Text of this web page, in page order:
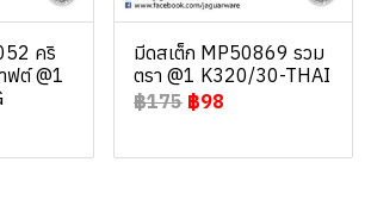
คริ
ฟต์ @1
มีดสเต็ก MP50869 รวม
ตรา @1 K320/30-THAI
฿175 ฿98